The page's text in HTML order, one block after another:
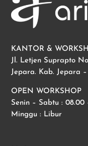
KANTOR &
Jl. Letjen Suprapto
Jepara. Kab. Jepara –
OPEN WORKSHOP
Senin – Sabtu : 08.00
Minggu : Libur